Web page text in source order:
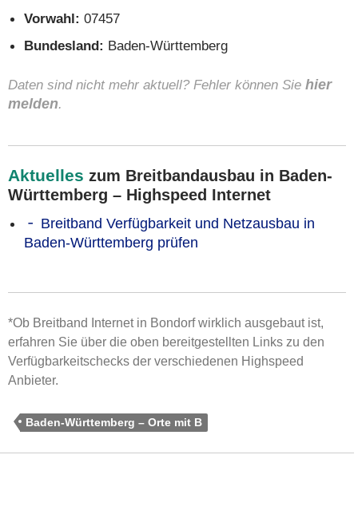
Vorwahl: 07457
Bundesland: Baden-Württemberg
Daten sind nicht mehr aktuell? Fehler können Sie hier
melden.
Aktuelles zum Breitbandausbau in Baden-
Württemberg – Highspeed Internet
Breitband Verfügbarkeit und Netzausbau in
Baden-Württemberg prüfen
*Ob Breitband Internet in Bondorf wirklich ausgebaut ist,
erfahren Sie über die oben bereitgestellten Links zu den
Verfügbarkeitschecks der verschiedenen Highspeed
Anbieter.
Baden-Württemberg – Orte mit B